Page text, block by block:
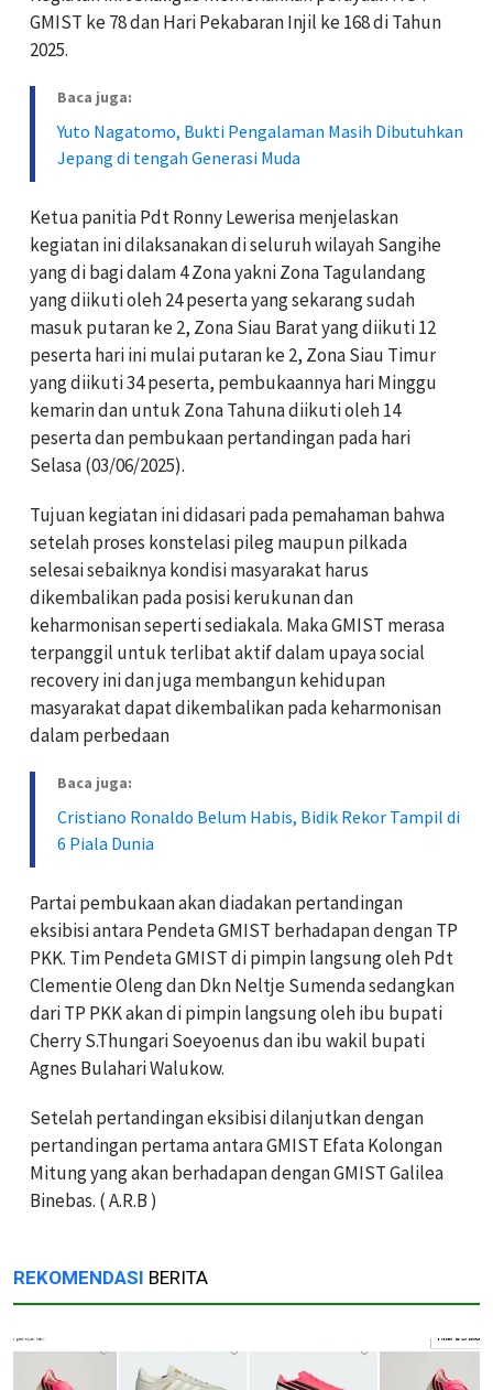
GMIST ke 78 dan Hari Pekabaran Injil ke 168 di Tahun
2025.
Baca juga:
Yuto Nagatomo, Bukti Pengalaman Masih Dibutuhkan
Jepang di tengah Generasi Muda
Ketua panitia Pdt Ronny Lewerisa menjelaskan
kegiatan ini dilaksanakan di seluruh wilayah Sangihe
yang di bagi dalam 4 Zona yakni Zona Tagulandang
yang diikuti oleh 24 peserta yang sekarang sudah
masuk putaran ke 2, Zona Siau Barat yang diikuti 12
peserta hari ini mulai putaran ke 2, Zona Siau Timur
yang diikuti 34 peserta, pembukaannya hari Minggu
kemarin dan untuk Zona Tahuna diikuti oleh 14
peserta dan pembukaan pertandingan pada hari
Selasa (03/06/2025).
Tujuan kegiatan ini didasari pada pemahaman bahwa
setelah proses konstelasi pileg maupun pilkada
selesai sebaiknya kondisi masyarakat harus
dikembalikan pada posisi kerukunan dan
keharmonisan seperti sediakala. Maka GMIST merasa
terpanggil untuk terlibat aktif dalam upaya social
recovery ini dan juga membangun kehidupan
masyarakat dapat dikembalikan pada keharmonisan
dalam perbedaan
Baca juga:
Cristiano Ronaldo Belum Habis, Bidik Rekor Tampil di
6 Piala Dunia
Partai pembukaan akan diadakan pertandingan
eksibisi antara Pendeta GMIST berhadapan dengan TP
PKK. Tim Pendeta GMIST di pimpin langsung oleh Pdt
Clementie Oleng dan Dkn Neltje Sumenda sedangkan
dari TP PKK akan di pimpin langsung oleh ibu bupati
Cherry S.Thungari Soeyoenus dan ibu wakil bupati
Agnes Bulahari Walukow.
Setelah pertandingan eksibisi dilanjutkan dengan
pertandingan pertama antara GMIST Efata Kolongan
Mitung yang akan berhadapan dengan GMIST Galilea
Binebas. ( A.R.B )
REKOMENDASI BERITA